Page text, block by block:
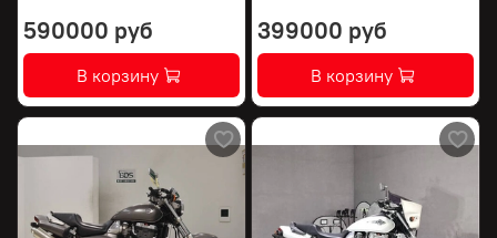
590000 руб
В корзину
399000 руб
В корзину